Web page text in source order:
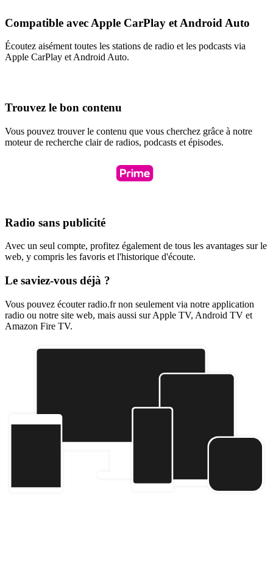
Compatible avec Apple CarPlay et Android Auto
Écoutez aisément toutes les stations de radio et les podcasts via
Apple CarPlay et Android Auto.
Trouvez le bon contenu
Vous pouvez trouver le contenu que vous cherchez grâce à notre
moteur de recherche clair de radios, podcasts et épisodes.
Radio sans publicité
Avec un seul compte, profitez également de tous les avantages sur le
web, y compris les favoris et l'historique d'écoute.
Le saviez-vous déjà ?
Vous pouvez écouter radio.fr non seulement via notre application
radio ou notre site web, mais aussi sur Apple TV, Android TV et
Amazon Fire TV.